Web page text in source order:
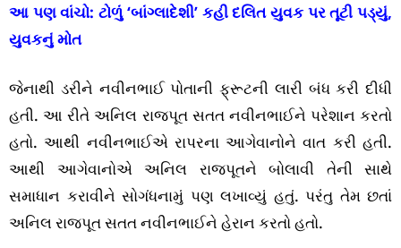
આ પણ વાંચો:ટોળું ‘બાંગ્લાદેશી’ કહી દલિત યુવક પર તૂટી પડ્યું,
યુવકનું મોત
જેનાથી ડરીને નવીનભાઈ પોતાની ફ્રૂટની લારી બંધ કરી દીધી
હતી. આ રીતે અનિલ રાજપૂત સતત નવીનભાઈને પરેશાન કરતો
હતો. આથી નવીનભાઈએ રાપરના આગેવાનોને વાત કરી હતી.
આથી આગેવાનોએ અનિલ રાજપૂતને બોલાવી તેની સાથે
સમાધાન કરાવીને સોગંધનામું પણ લખાવ્યું હતું. પરંતુ તેમ છતાં
અનિલ રાજપૂત સતત નવીનભાઈને હેરાન કરતો હતો.